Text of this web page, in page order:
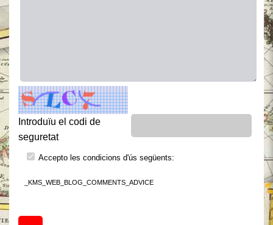
Introduïu el codi de
seguretat
Accepto les condicions d'ús següents:
_KMS_WEB_BLOG_COMMENTS_ADVICE